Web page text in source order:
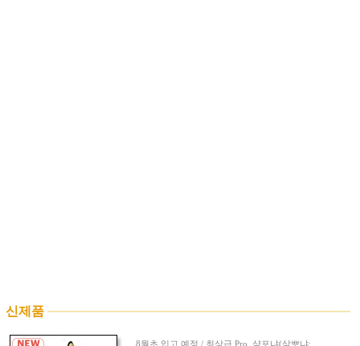
신제품
8월초 입고 예정 / 최상급 Pro. 샴포냐(삼뽀냐;